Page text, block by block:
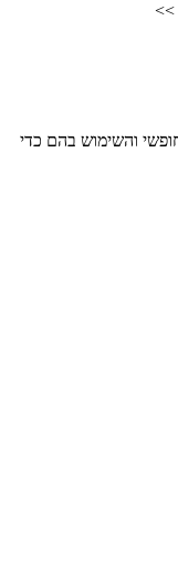
>>
והשימוש בהם כדי